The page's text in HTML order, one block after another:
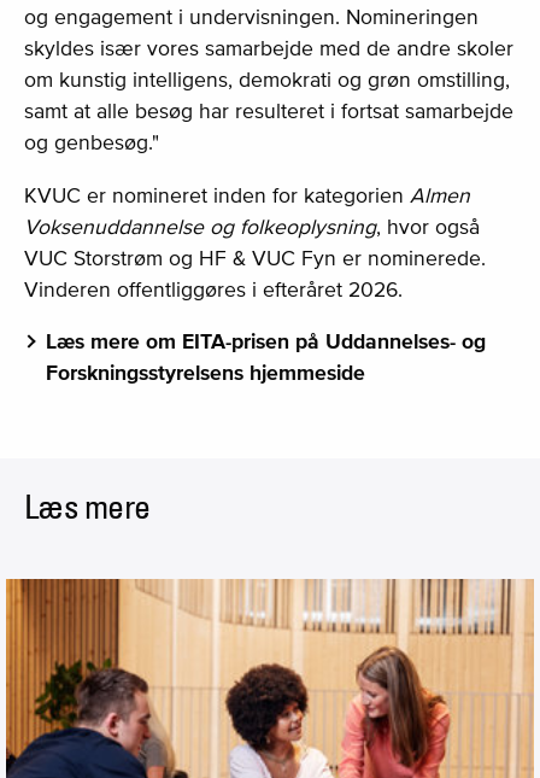
og engagement i undervisningen. Nomineringen
skyldes især vores samarbejde med de andre skoler
om kunstig intelligens, demokrati og grøn omstilling,
samt at alle besøg har resulteret i fortsat samarbejde
og genbesøg."
KVUC er nomineret inden for kategorien Almen
Voksenuddannelse og folkeoplysning, hvor også
VUC Storstrøm og HF & VUC Fyn er nominerede.
Vinderen offentliggøres i efteråret 2026.
Læs mere om EITA-prisen på Uddannelses- og
Forskningsstyrelsens hjemmeside
Læs mere